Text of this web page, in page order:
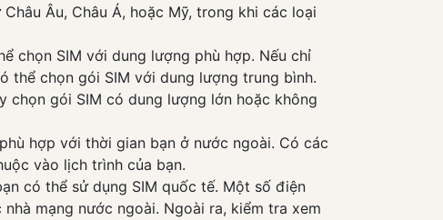
Âu, Châu Á, hoặc Mỹ, trong khi các loại
chọn SIM với dung lượng phù hợp. Nếu chỉ
thể chọn gói SIM với dung lượng trung bình.
chọn gói SIM có dung lượng lớn hoặc không
hợp với thời gian bạn ở nước ngoài. Có các
vào lịch trình của bạn.
có thể sử dụng SIM quốc tế. Một số điện
mạng nước ngoài. Ngoài ra, kiểm tra xem